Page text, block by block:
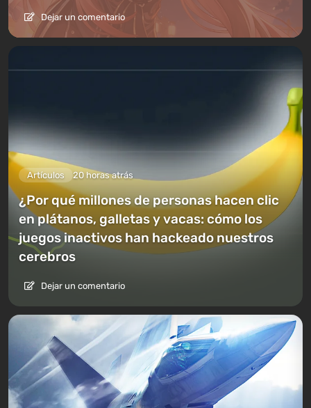
Dejar un comentario
Artículos 20 horas atrás
¿Por qué millones de personas hacen clic
en plátanos, galletas y vacas: cómo los
juegos inactivos han hackeado nuestros
cerebros
Dejar un comentario